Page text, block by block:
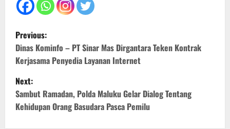
P
o
s
t
n
Previous:
Dinas Kominfo – PT Sinar Mas Dirgantara Teken Kontrak
Kerjasama Penyedia Layanan Internet
Next:
Sambut Ramadan, Polda Maluku Gelar Dialog Tentang
Kehidupan Orang Basudara Pasca Pemilu